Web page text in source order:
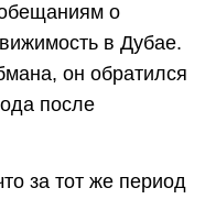
о
в Дубае.
он обратился
после
за тот же период